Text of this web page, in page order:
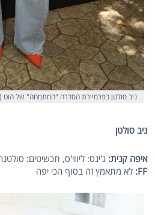
ניב סולטן בפרמיירת הסדרה "המתמחה" של הוט
ניב סולטן
איפה קנית: ג'ינס: ליווי'ס, תכשיטים:
FF
: לא מתאמץ זה בסוף הכי יפה